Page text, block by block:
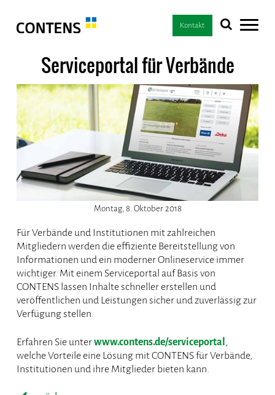
Kontakt
Serviceportal für Verbände
Montag, 8. Oktober 2018
Für Verbände und Institutionen mit zahlreichen
Mitgliedern werden die effiziente Bereitstellung von
Informationen und ein moderner Onlineservice immer
wichtiger. Mit einem Serviceportal auf Basis von
CONTENS lassen Inhalte schneller erstellen und
veröffentlichen und Leistungen sicher und zuverlässig zur
Verfügung stellen.
Erfahren Sie unterwww.contens.de/serviceportal,
welche Vorteile eine Lösung mit CONTENS für Verbände,
Institutionen und ihre Mitglieder bieten kann.